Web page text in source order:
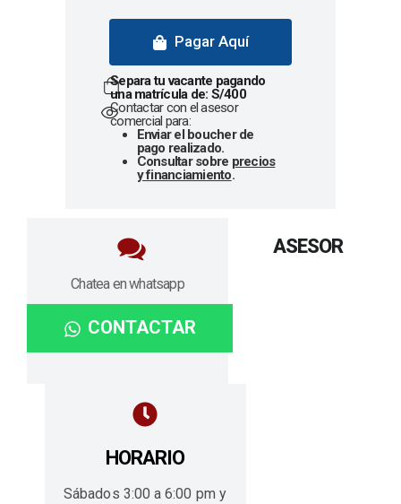
Pagar Aquí
Separa tu vacante pagando
una matrícula de: S/400
Contactar con el asesor
comercial para:
Enviar el boucher de
pago realizado.
Consultar sobre precios
y financiamiento.
ASESOR
Chatea en whatsapp
CONTACTAR
HORARIO
Sábados 3:00 a 6:00 pm y